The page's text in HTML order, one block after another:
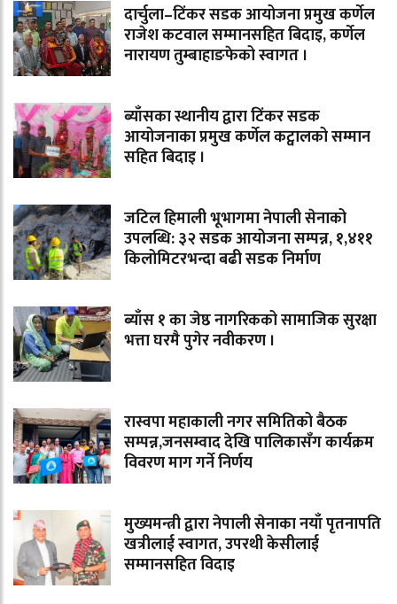
दार्चुला–टिंकर सडक आयोजना प्रमुख कर्णेल
राजेश कटवाल सम्मानसहित बिदाइ, कर्णेल
नारायण तुम्बाहाङफेको स्वागत ।
ब्याँसका स्थानीय द्वारा टिंकर सडक
आयोजनाका प्रमुख कर्णेल कट्वालको सम्मान
सहित बिदाइ ।
जटिल हिमाली भूभागमा नेपाली सेनाको
उपलब्धि: ३२ सडक आयोजना सम्पन्न, १,४११
किलोमिटरभन्दा बढी सडक निर्माण
ब्याँस १ का जेष्ठ नागरिकको सामाजिक सुरक्षा
भत्ता घरमै पुगेर नवीकरण ।
रास्वपा महाकाली नगर समितिको बैठक
सम्पन्न,जनसम्वाद देखि पालिकासँग कार्यक्रम
विवरण माग गर्ने निर्णय
मुख्यमन्त्री द्वारा नेपाली सेनाका नयाँ पृतनापति
खत्रीलाई स्वागत, उपरथी केसीलाई
सम्मानसहित विदाइ